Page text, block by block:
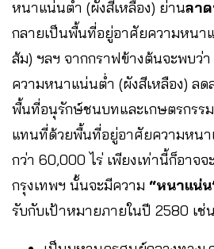
หนาแน่นต่ำ (ผังสีเหลือง) ย่านลา
กลายเป็นพื้นที่อยู่อาศัยความหนา
ส้ม) ฯลฯ จากกราฟข้างต้นจะพบว่
ความหนาแน่นต่ำ (ผังสีเหลือง) ลด
พื้นที่อนุรักษ์ชนบทและเกษตรกรร
แทนที่ด้วยพื้นที่อยู่อาศัยความหน
กว่า 60,000 ไร่ เพียงเท่านี้ก็อาจ
กรุงเทพฯ นั้นจะมีความ “หนาแน่น
รับกับเป้าหมายภายในปี 2580 เช่น